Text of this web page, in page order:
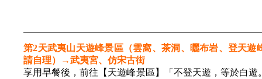
第2天武夷山天遊峰景區（雲窩、茶洞、曬布岩、登天
請自理）→武夷宮、仿宋古街
享用早餐後，前往【天遊峰景區】「不登天遊，等於白